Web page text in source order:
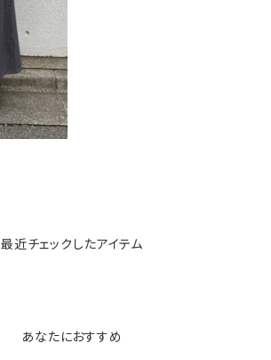
最近チェックしたアイテム
あなたにおすすめ